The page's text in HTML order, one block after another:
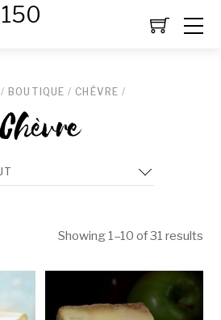
/ BOUTIQUE / CHÈVRE /
Chèvre
Showing 1–10 of 31 results